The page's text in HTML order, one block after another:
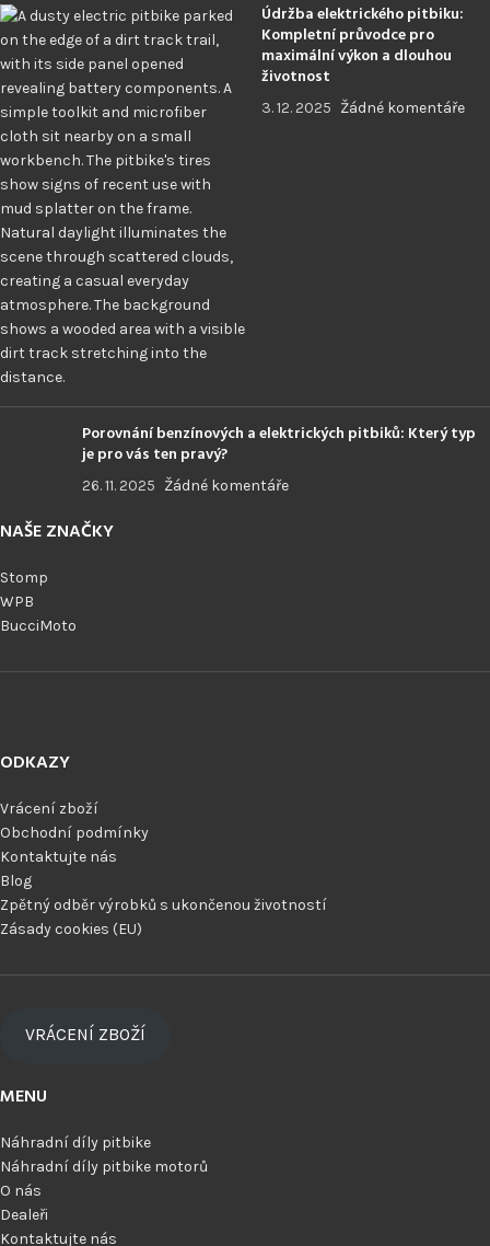
Údržba elektrického pitbiku:
Kompletní průvodce pro
maximální výkon a dlouhou
životnost
3. 12. 2025 Žádné komentáře
Porovnání benzínových a elektrických pitbiků: Který typ
je pro vás ten pravý?
26. 11. 2025 Žádné komentáře
NAŠE ZNAČKY
Stomp
WPB
BucciMoto
ODKAZY
Vrácení zboží
Obchodní podmínky
Kontaktujte nás
Blog
Zpětný odběr výrobků s ukončenou životností
Zásady cookies (EU)
VRÁCENÍ ZBOŽÍ
MENU
Náhradní díly pitbike
Náhradní díly pitbike motorů
O nás
Dealeři
Kontaktujte nás